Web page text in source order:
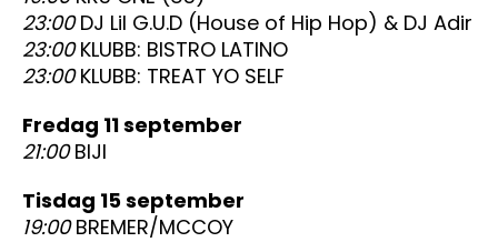
23:00DJ Lil G.U.D (House of Hip Hop) & DJ Adir
23:00KLUBB: BISTRO LATINO
23:00KLUBB: TREAT YO SELF
fredag 11 september
21:00BIJI
tisdag 15 september
19:00BREMER/MCCOY